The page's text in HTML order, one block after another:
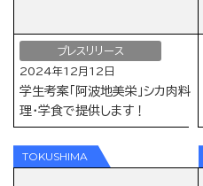
プレスリリース
2024年12月12日
学生考案「阿波地美栄」シカ肉料
理・学食で提供します！